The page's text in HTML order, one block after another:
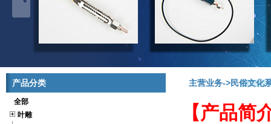
产品分类
全部
叶雕
主营业务->民俗文化
【产品简